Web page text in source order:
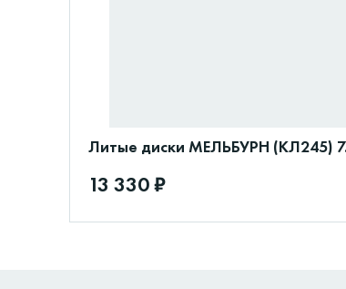
Литые диски МЕЛЬБУРН (КЛ245)
13 330 ₽